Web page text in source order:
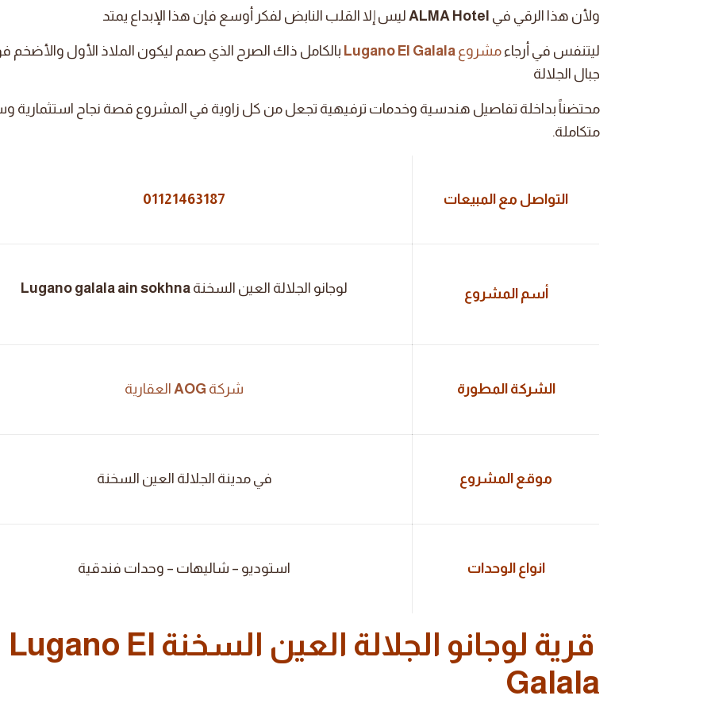
ولأن هذا الرقي في ALMA Hotel ليس إلا القلب النابض لفكر أوسع فإن هذا الإبداع يمتد
ليتنفس في أرجاءمشروعLugano El Galala بالكامل ذاك الصرح الذي صمم ليكون الملاذ الأول والأضخم
جبال الجلالة
محتضناً بداخلة تفاصيل هندسية وخدمات ترفيهية تجعل من كل زاوية في المشروع قصة نجاح استثمارية
متكاملة.
التواصل مع المبيعات 01121463187
أسم المشروع لوجانو الجلالة العين السخنة
الشركة المطورة شركة AOGالعقارية
موقع المشروع في مدينة الجلالة العين السخنة
انواع الوحدات استوديو – شاليهات – وحدات فندقية
قرية لوجانو الجلالة العين السخنة Lugano El
Galala